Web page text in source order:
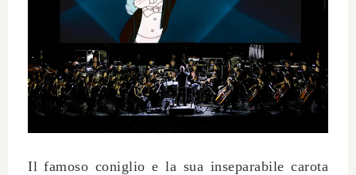
Il famoso coniglio e la sua inseparabile carota